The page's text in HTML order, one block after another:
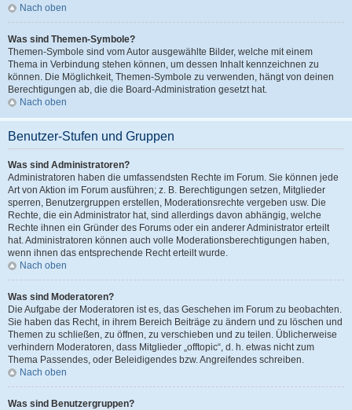
Nach oben
Was sind Themen-Symbole?
Themen-Symbole sind vom Autor ausgewählte Bilder, welche mit einem
Thema in Verbindung stehen können, um dessen Inhalt kennzeichnen zu
können. Die Möglichkeit, Themen-Symbole zu verwenden, hängt von deinen
Berechtigungen ab, die die Board-Administration gesetzt hat.
Nach oben
Benutzer-Stufen und Gruppen
Was sind Administratoren?
Administratoren haben die umfassendsten Rechte im Forum. Sie können jede
Art von Aktion im Forum ausführen; z. B. Berechtigungen setzen, Mitglieder
sperren, Benutzergruppen erstellen, Moderationsrechte vergeben usw. Die
Rechte, die ein Administrator hat, sind allerdings davon abhängig, welche
Rechte ihnen ein Gründer des Forums oder ein anderer Administrator erteilt
hat. Administratoren können auch volle Moderationsberechtigungen haben,
wenn ihnen das entsprechende Recht erteilt wurde.
Nach oben
Was sind Moderatoren?
Die Aufgabe der Moderatoren ist es, das Geschehen im Forum zu beobachten.
Sie haben das Recht, in ihrem Bereich Beiträge zu ändern und zu löschen und
Themen zu schließen, zu öffnen, zu verschieben und zu teilen. Üblicherweise
verhindern Moderatoren, dass Mitglieder „offtopic“, d. h. etwas nicht zum
Thema Passendes, oder Beleidigendes bzw. Angreifendes schreiben.
Nach oben
Was sind Benutzergruppen?